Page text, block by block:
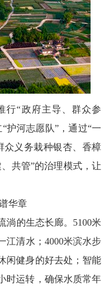
“政府主导、群众参
护河志愿队”，通过“一
众义务栽种银杏、香樟
共管”的治理模式，让
华章
的生态长廊。5100米
江清水；4000米滨水步
闲健身的好去处；智能
时运转，确保水质常年